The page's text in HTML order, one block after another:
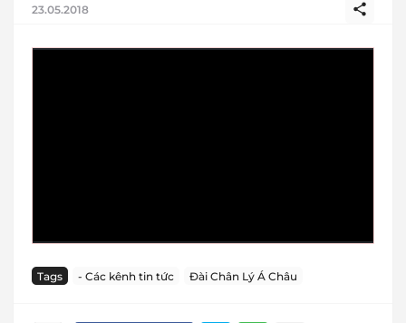
23.05.2018
Tags - Các kênh tin tức Đài Chân Lý Á Châu